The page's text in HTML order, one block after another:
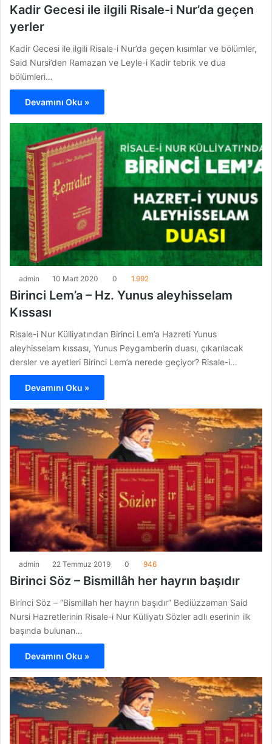
Kadir Gecesi ile ilgili Risale-i Nur’da geçen
yerler
Kadir Gecesi ile ilgili Risale-i Nur’da geçen kısımlar ve bölümler,
Said Nursi’den Ramazan ve Leyle-i Kadir tebrik ve dua
bölümleri…
Devamını Oku »
admin 10 Mart 2020 0 1.992
Birinci Lem’a – Hz. Yunus aleyhisselam
Kıssası
Risale-i Nur Külliyatından Birinci Lem’a Hazreti Yunus
aleyhisselam kıssası, Yunus Peygamberin duası, çıkarılacak
dersler ve ayetleri Birinci Lem’a nerede geçiyor? Risale-i…
Devamını Oku »
admin 22 Temmuz 2019 0 946
Birinci Söz – Bismillâh her hayrın başıdır
Birinci Söz – “Bismillah her hayrın başıdır” Bediüzzaman Said
Nursi Hazretlerinin Risale-i Nur Külliyatı Sözler adlı eserinin ilk
başında bulunan…
Devamını Oku »